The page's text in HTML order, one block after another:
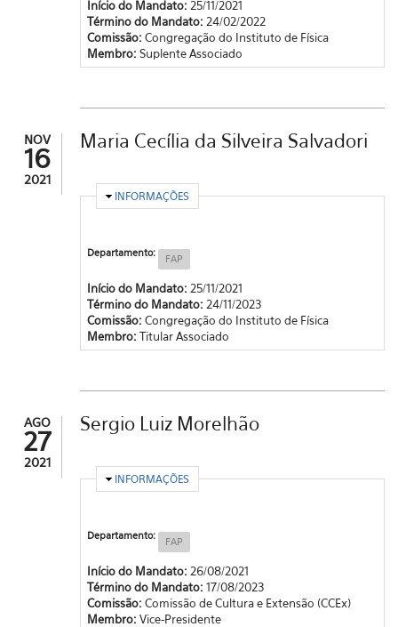
Início do Mandato: 25/11/2021
Término do Mandato: 24/02/2022
Comissão: Congregação do Instituto de Física
Membro: Suplente Associado
NOV
16
2021
Maria Cecília da Silveira Salvadori
OCULTAR
INFORMAÇÕES
Departamento: FAP
Início do Mandato: 25/11/2021
Término do Mandato: 24/11/2023
Comissão: Congregação do Instituto de Física
Membro: Titular Associado
AGO
27
2021
Sergio Luiz Morelhão
OCULTAR
INFORMAÇÕES
Departamento: FAP
Início do Mandato: 26/08/2021
Término do Mandato: 17/08/2023
Comissão: Comissão de Cultura e Extensão (CCEx)
Membro: Vice-Presidente